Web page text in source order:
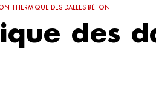
THERMIQUE DES DALLES BÉTON
des